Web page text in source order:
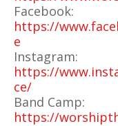
Facebook:
https://
e
Instagram:
https://
ce/
Band Camp:
https://